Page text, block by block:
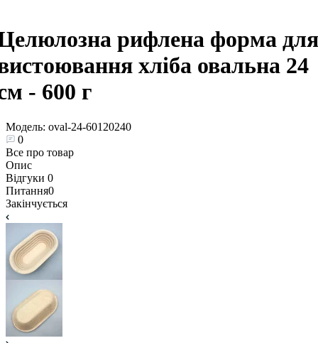
рифлена форма для
хліба овальна 24
- 600 г
Модель: oval-24-60120240
0
Все про товар
Опис
Відгуки 0
Питання0
Закінчується